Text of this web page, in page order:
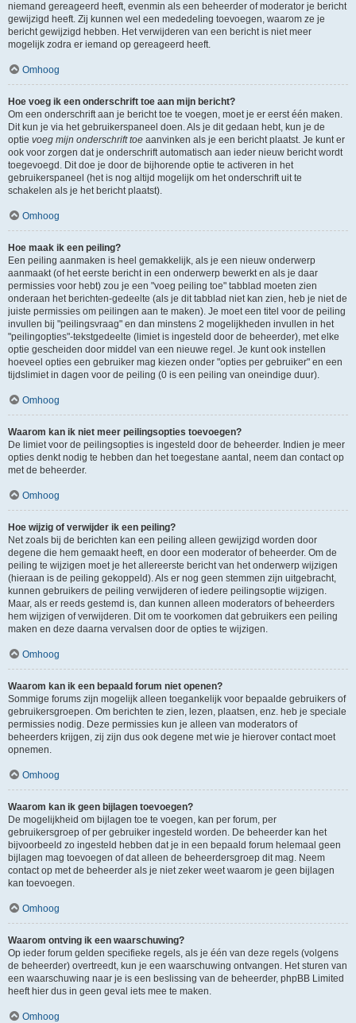
niemand gereageerd heeft, evenmin als een beheerder of moderator je bericht
gewijzigd heeft. Zij kunnen wel een mededeling toevoegen, waarom ze je
bericht gewijzigd hebben. Het verwijderen van een bericht is niet meer
mogelijk zodra er iemand op gereageerd heeft.
Omhoog
Hoe voeg ik een onderschrift toe aan mijn bericht?
Om een onderschrift aan je bericht toe te voegen, moet je er eerst één maken.
Dit kun je via het gebruikerspaneel doen. Als je dit gedaan hebt, kun je de
optie voeg mijn onderschrift toe aanvinken als je een bericht plaatst. Je kunt er
ook voor zorgen dat je onderschrift automatisch aan ieder nieuw bericht wordt
toegevoegd. Dit doe je door de bijhorende optie te activeren in het
gebruikerspaneel (het is nog altijd mogelijk om het onderschrift uit te
schakelen als je het bericht plaatst).
Omhoog
Hoe maak ik een peiling?
Een peiling aanmaken is heel gemakkelijk, als je een nieuw onderwerp
aanmaakt (of het eerste bericht in een onderwerp bewerkt en als je daar
permissies voor hebt) zou je een "voeg peiling toe" tabblad moeten zien
onderaan het berichten-gedeelte (als je dit tabblad niet kan zien, heb je niet de
juiste permissies om peilingen aan te maken). Je moet een titel voor de peiling
invullen bij "peilingsvraag" en dan minstens 2 mogelijkheden invullen in het
"peilingopties"-tekstgedeelte (limiet is ingesteld door de beheerder), met elke
optie gescheiden door middel van een nieuwe regel. Je kunt ook instellen
hoeveel opties een gebruiker mag kiezen onder "opties per gebruiker" en een
tijdslimiet in dagen voor de peiling (0 is een peiling van oneindige duur).
Omhoog
Waarom kan ik niet meer peilingsopties toevoegen?
De limiet voor de peilingsopties is ingesteld door de beheerder. Indien je meer
opties denkt nodig te hebben dan het toegestane aantal, neem dan contact op
met de beheerder.
Omhoog
Hoe wijzig of verwijder ik een peiling?
Net zoals bij de berichten kan een peiling alleen gewijzigd worden door
degene die hem gemaakt heeft, en door een moderator of beheerder. Om de
peiling te wijzigen moet je het allereerste bericht van het onderwerp wijzigen
(hieraan is de peiling gekoppeld). Als er nog geen stemmen zijn uitgebracht,
kunnen gebruikers de peiling verwijderen of iedere peilingsoptie wijzigen.
Maar, als er reeds gestemd is, dan kunnen alleen moderators of beheerders
hem wijzigen of verwijderen. Dit om te voorkomen dat gebruikers een peiling
maken en deze daarna vervalsen door de opties te wijzigen.
Omhoog
Waarom kan ik een bepaald forum niet openen?
Sommige forums zijn mogelijk alleen toegankelijk voor bepaalde gebruikers of
gebruikersgroepen. Om berichten te zien, lezen, plaatsen, enz. heb je speciale
permissies nodig. Deze permissies kun je alleen van moderators of
beheerders krijgen, zij zijn dus ook degene met wie je hierover contact moet
opnemen.
Omhoog
Waarom kan ik geen bijlagen toevoegen?
De mogelijkheid om bijlagen toe te voegen, kan per forum, per
gebruikersgroep of per gebruiker ingesteld worden. De beheerder kan het
bijvoorbeeld zo ingesteld hebben dat je in een bepaald forum helemaal geen
bijlagen mag toevoegen of dat alleen de beheerdersgroep dit mag. Neem
contact op met de beheerder als je niet zeker weet waarom je geen bijlagen
kan toevoegen.
Omhoog
Waarom ontving ik een waarschuwing?
Op ieder forum gelden specifieke regels, als je één van deze regels (volgens
de beheerder) overtreedt, kun je een waarschuwing ontvangen. Het sturen van
een waarschuwing naar je is een beslissing van de beheerder, phpBB Limited
heeft hier dus in geen geval iets mee te maken.
Omhoog